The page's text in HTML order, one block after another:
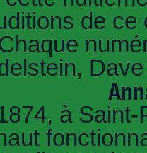
de
à